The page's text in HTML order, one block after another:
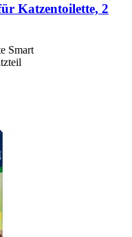
Katzentoilette, 2
Smart